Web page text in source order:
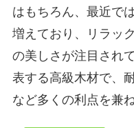
はもちろん、最近で
増えており、リラッ
の美しさが注目され
表する高級木材で、
など多くの利点を兼